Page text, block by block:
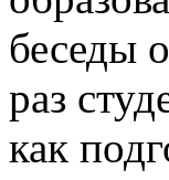
беседы
раз
как